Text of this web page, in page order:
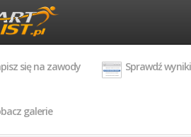
się na zawody Sprawdź wyniki
galerie